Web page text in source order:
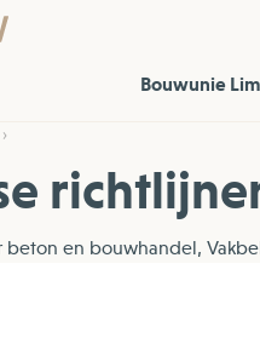
Bouwunie
beton en bouwhandel,